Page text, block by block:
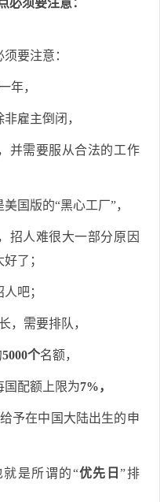
必须要注意：
须要注意：
年，
雇主倒闭，
并需要服从合法的工作
国版的“黑心工厂”，
招人难很大一部分原因
了；
吧；
，需要排队，
5000个名额，
国配额上限为7%，
予在中国大陆出生的申
是所谓的“优先日”排